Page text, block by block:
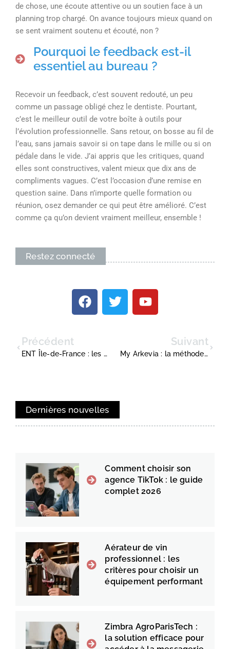
de chose, une écoute attentive ou un soutien face à un
planning trop chargé. On avance toujours mieux quand on
se sent vraiment soutenu et écouté, non ?
Pourquoi le feedback est-il
essentiel au bureau ?
Recevoir un feedback, c’est souvent redouté, un peu
comme un passage obligé chez le dentiste. Pourtant,
c’est le meilleur outil de votre boîte à outils pour
l’évolution professionnelle. Sans retour, on bosse au fil de
l’eau, sans jamais savoir si on tape dans le mille ou si on
pédale dans le vide. J’ai appris que les critiques, quand
elles sont constructives, valent mieux que dix ans de
compliments vagues. C’est l’occasion d’une remise en
question saine. Dans n’importe quelle formation ou
réunion, osez demander ce qui peut être amélioré. C’est
comme ça qu’on devient vraiment meilleur, ensemble !
Restez connecté
Précédent
ENT Île-de-France : les astuces pour se connecter facilement à monlycee.net
Suivant
My Arkevia : la méthode simple pour accéder à ses documents RH
Dernières nouvelles
Comment choisir son
agence TikTok : le guide
complet 2026
Aérateur de vin
professionnel : les
critères pour choisir un
équipement performant
Zimbra AgroParisTech :
la solution efficace pour